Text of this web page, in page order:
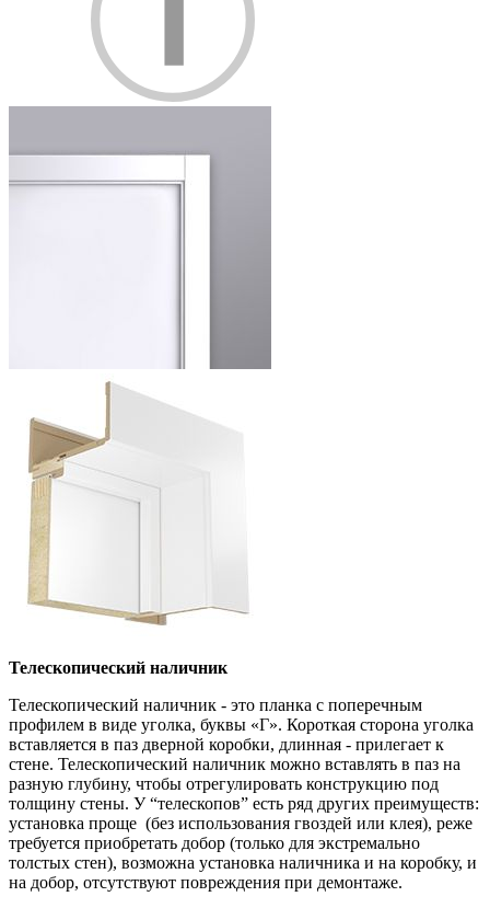
Телескопический наличник
Телескопический наличник - это планка с поперечным
профилем в виде уголка, буквы «Г». Короткая сторона уголка
вставляется в паз дверной коробки, длинная - прилегает к
стене. Телескопический наличник можно вставлять в паз на
разную глубину, чтобы отрегулировать конструкцию под
толщину стены. У “телескопов” есть ряд других преимуществ:
установка проще (без использования гвоздей или клея), реже
требуется приобретать добор (только для экстремально
толстых стен), возможна установка наличника и на коробку, и
на добор, отсутствуют повреждения при демонтаже.